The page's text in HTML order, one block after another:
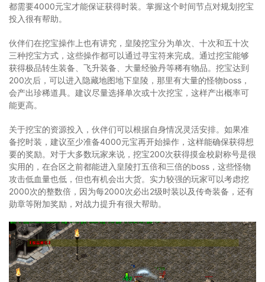
都需要4000元宝才能保证获得时装。掌握这个时间节点对规划挖宝
投入很有帮助。
伙伴们在挖宝操作上也有讲究，皇陵挖宝分为单次、十次和五十次
三种挖宝方式，这些操作都可以通过寻宝符来完成。通过挖宝能够
获得极品转生装备、飞升装备、大量经验丹等稀有物品。挖宝达到
200次后，可以进入隐藏地图地下皇陵，那里有大量的怪物boss，
会产出珍稀道具。建议尽量选择单次或十次挖宝，这样产出概率可
能更高。
关于挖宝的资源投入，伙伴们可以根据自身情况灵活安排。如果准
备挖时装，建议至少准备4000元宝再开始操作，这样能确保获得想
要的奖励。对于大多数玩家来说，挖宝200次获得摸金校尉称号是很
实用的，在合区之前都能进入皇陵打五倍和三倍的boss，这些怪物
攻击低血量也低，但也有机会出大货。实力较强的玩家可以考虑挖
2000次的整数倍，因为每2000次必出2级时装以及传奇装备，还有
勋章等附加奖励，对战力提升有很大帮助。